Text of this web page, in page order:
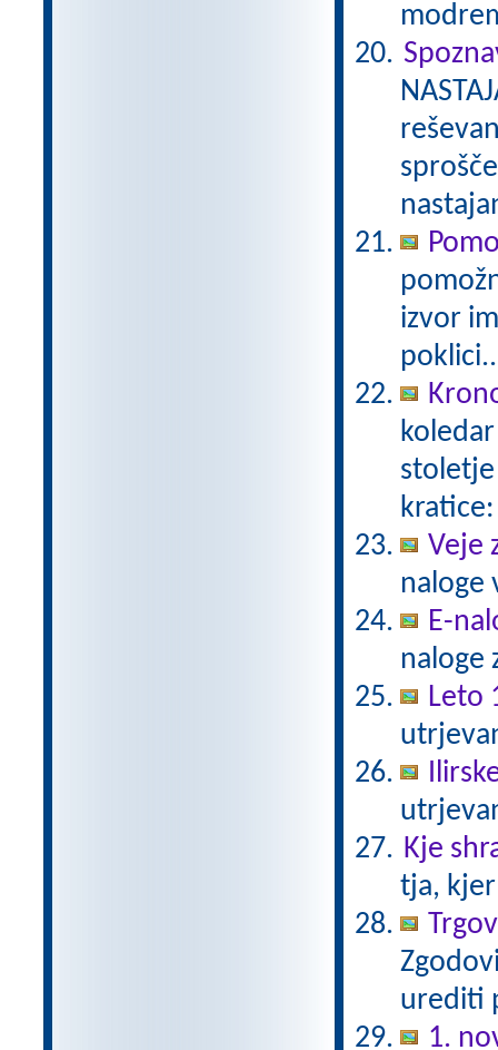
izvor
Veje
naloge
E-
naloge
Leto
Kje
tja,
urediti
1.